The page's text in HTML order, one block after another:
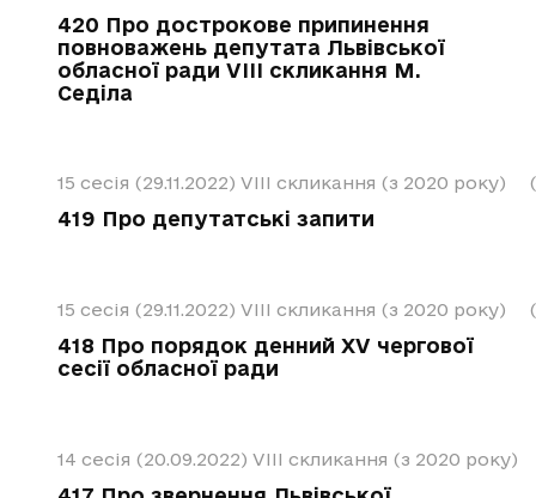
420 Про дострокове припинення
повноважень депутата Львівської
обласної ради VIІI скликання М.
Седіла
15 сесія (29.11.2022) VIII скликання (з 2020 року)
419 Про депутатські запити
15 сесія (29.11.2022) VIII скликання (з 2020 року)
418 Про порядок денний ХV чергової
сесії обласної ради
14 сесія (20.09.2022) VIII скликання (з 2020 року)